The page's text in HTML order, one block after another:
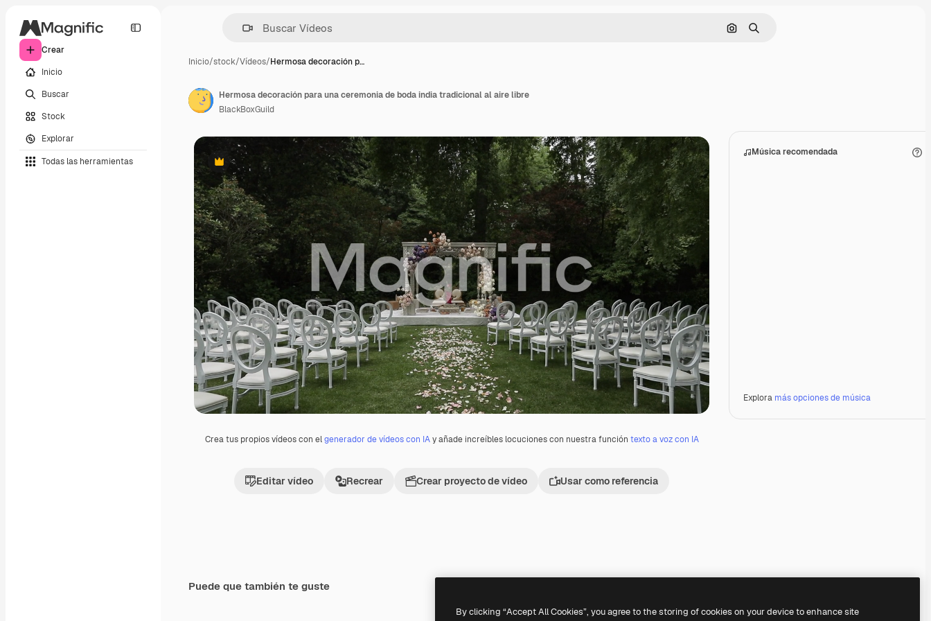
Crear
Inicio
Buscar
Stock
Explorar
Todas las herramientas
Buscar por imagen
Buscar
Inicio/stock/Vídeos/Hermosa decoración p…
Premium
Crea tus propios vídeos con elgenerador de vídeos con IAy añade increíbles locuciones con nuestra función texto a voz con IA
Editar vídeo Recrear Crear proyecto de vídeo Usar como referencia
Música recomendada
Explora más opciones de música
Hermosa decoración para una ceremonia de boda india tradicional al aire libre
BlackBoxGuild
Puede que también te guste
By clicking “Accept All Cookies”, you agree to the storing of cookies on your device to enhance site